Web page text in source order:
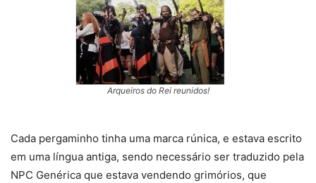
Arqueiros do Rei reunidos!
Cada pergaminho tinha uma marca rúnica, e estava escrito
em uma língua antiga, sendo necessário ser traduzido pela
NPC Genérica que estava vendendo grimórios, que